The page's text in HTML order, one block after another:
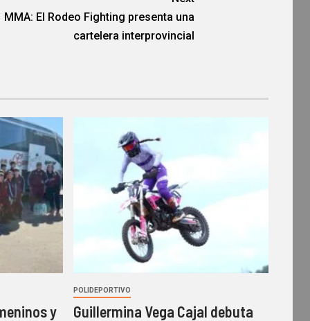
MMA: El Rodeo Fighting presenta una
cartelera interprovincial
y
POLIDEPORTIVO
Guillermina Vega Cajal debuta